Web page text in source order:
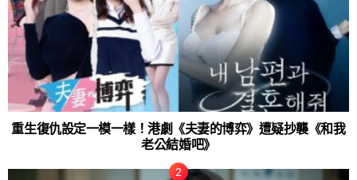
重生復仇設定一模一樣！港劇《夫妻的博弈》遭疑抄襲《和我
老公結婚吧》